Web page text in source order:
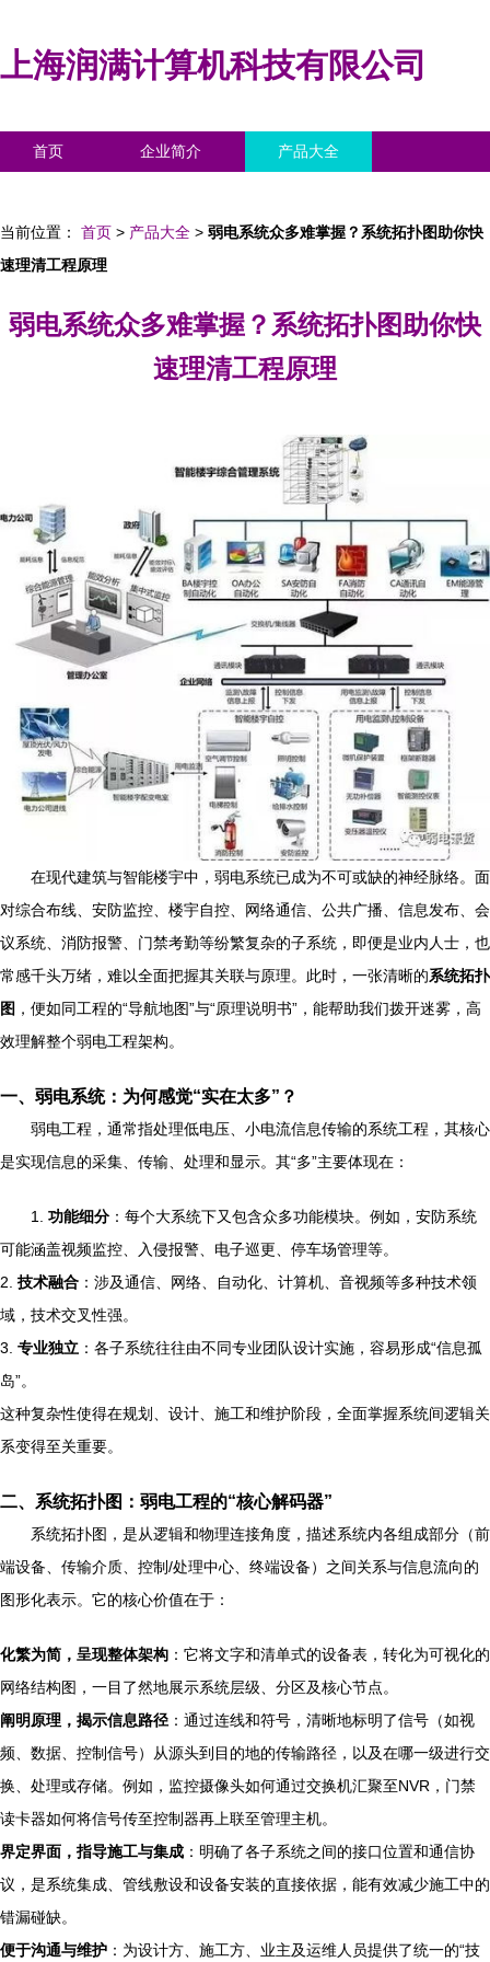
上海润满计算机科技有限公司
首页 企业简介 产品大全
当前位置： 首页 > 产品大全 > 弱电系统众多难掌握？系统拓扑图助你快
速理清工程原理
弱电系统众多难掌握？系统拓扑图助你快
速理清工程原理
在现代建筑与智能楼宇中，弱电系统已成为不可或缺的神经脉络。面
对综合布线、安防监控、楼宇自控、网络通信、公共广播、信息发布、会
议系统、消防报警、门禁考勤等纷繁复杂的子系统，即便是业内人士，也
常感千头万绪，难以全面把握其关联与原理。此时，一张清晰的系统拓扑
图 ，便如同工程的“导航地图”与“原理说明书”，能帮助我们拨开迷雾，高
效理解整个弱电工程架构。
一、弱电系统：为何感觉“实在太多”？
弱电工程，通常指处理低电压、小电流信息传输的系统工程，其核心
是实现信息的采集、传输、处理和显示。其“多”主要体现在：
1. 功能细分 ：每个大系统下又包含众多功能模块。例如，安防系统
可能涵盖视频监控、入侵报警、电子巡更、停车场管理等。
2. 技术融合 ：涉及通信、网络、自动化、计算机、音视频等多种技术领
域，技术交叉性强。
3. 专业独立 ：各子系统往往由不同专业团队设计实施，容易形成“信息孤
岛”。
这种复杂性使得在规划、设计、施工和维护阶段，全面掌握系统间逻辑关
系变得至关重要。
二、系统拓扑图：弱电工程的“核心解码器”
系统拓扑图，是从逻辑和物理连接角度，描述系统内各组成部分（前
端设备、传输介质、控制/处理中心、终端设备）之间关系与信息流向的
图形化表示。它的核心价值在于：
化繁为简，呈现整体架构 ：它将文字和清单式的设备表，转化为可视化的
网络结构图，一目了然地展示系统层级、分区及核心节点。
阐明原理，揭示信息路径 ：通过连线和符号，清晰地标明了信号（如视
频、数据、控制信号）从源头到目的地的传输路径，以及在哪一级进行交
换、处理或存储。例如，监控摄像头如何通过交换机汇聚至NVR，门禁
读卡器如何将信号传至控制器再上联至管理主机。
界定界面，指导施工与集成 ：明确了各子系统之间的接口位置和通信协
议，是系统集成、管线敷设和设备安装的直接依据，能有效减少施工中的
错漏碰缺。
便于沟通与维护 ：为设计方、施工方、业主及运维人员提供了统一的“技